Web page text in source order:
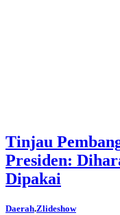
Tinjau
Presiden:
Dipakai
Daerah.Zlideshow